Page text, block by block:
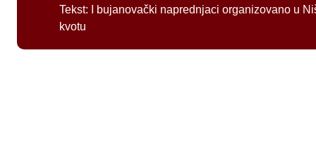
Tekst:
I bujanovački naprednjaci organizovano u
kvotu